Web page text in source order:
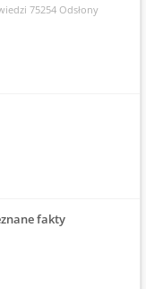
75254 Odsłony
fakty